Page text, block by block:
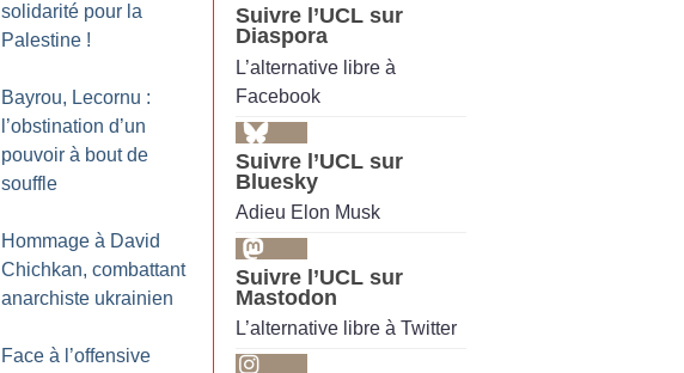
solidarité pour la
Palestine !
Bayrou, Lecornu :
l’obstination d’un
pouvoir à bout de
souffle
Hommage à David
Chichkan, combattant
anarchiste ukrainien
Face à l’offensive
Suivre l’UCL sur
Diaspora
L’alternative libre à
Facebook
Suivre l’UCL sur
Bluesky
Adieu Elon Musk
Suivre l’UCL sur
Mastodon
L’alternative libre à Twitter